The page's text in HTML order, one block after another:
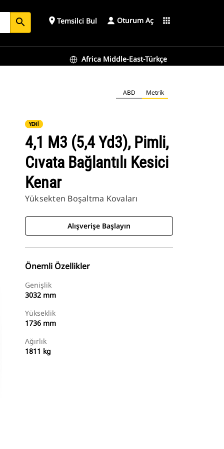
search place Temsilci Bul Oturum Aç apps
Africa Middle-East-Türkçe
ABD Metrik
YENİ
4,1 M3 (5,4 Yd3), Pimli,
Cıvata Bağlantılı Kesici
Kenar
Yüksekten Boşaltma Kovaları
Alışverişe Başlayın
Önemli Özellikler
Genişlik
3032 mm
Yükseklik
1736 mm
Ağırlık
1811 kg